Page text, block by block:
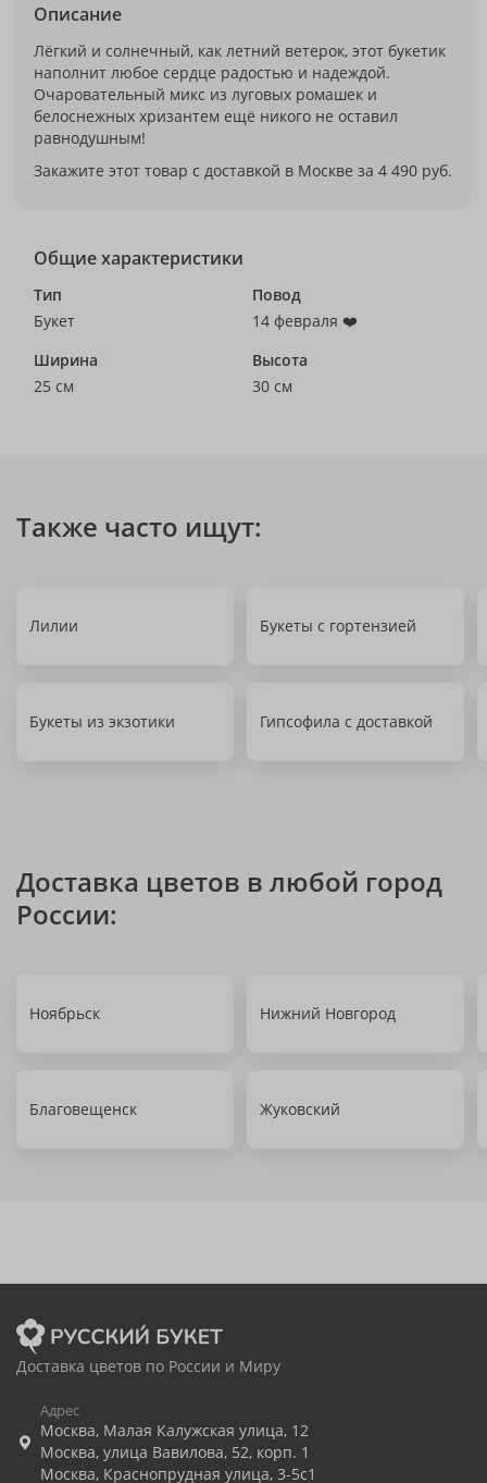
Описание
Лёгкий и солнечный, как летний ветерок, этот букетик
наполнит любое сердце радостью и надеждой.
Очаровательный микс из луговых ромашек и
белоснежных хризантем ещё никого не оставил
равнодушным!
Закажите этот товар с доставкой в Москве за 4 490 руб.
Общие характеристики
Тип
Букет
Повод
14 февраля ❤️
Ширина
25 см
Высота
30 см
Также часто ищут:
Лилии Букеты с гортензией
Букеты из экзотики Гипсофила с доставкой
Доставка цветов в любой город
России:
Ноябрьск Нижний Новгород
Благовещенск Жуковский
Доставка цветов по России и Миру
Адрес
Москва, Малая Калужская улица, 12
Москва, улица Вавилова, 52, корп. 1
Москва, Краснопрудная улица, 3-5с1